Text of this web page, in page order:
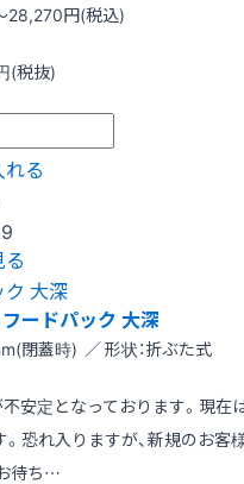
28,270円(税込)
(税抜)
る
ードパック 大深
閉蓋時) ／ 形状：折ぶた式
安定となっております。現在
恐れ入りますが、新規のお客
待ち…